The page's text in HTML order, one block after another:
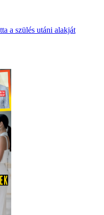
a szülés utáni alakját